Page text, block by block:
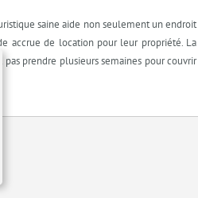
saine aide non seulement un endroit
accrue de location pour leur propriété. La
pas prendre plusieurs semaines pour couvrir